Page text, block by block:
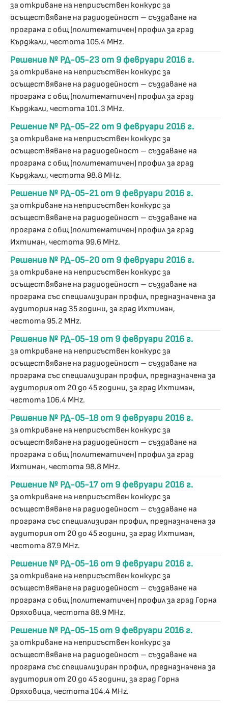
за откриване на неприсъствен конкурс за
осъществяване на радиодейност – създаване на
програма с общ (политематичен) профил за град
Кърджали, честота 105.4 MHz.
Решение № РД-05-23 от 9 февруари 2016 г.
за откриване на неприсъствен конкурс за
осъществяване на радиодейност – създаване на
програма с общ (политематичен) профил за град
Кърджали, честота 101.3 MHz.
Решение № РД-05-22 от 9 февруари 2016 г.
за откриване на неприсъствен конкурс за
осъществяване на радиодейност – създаване на
програма с общ (политематичен) профил за град
Кърджали, честота 98.8 MHz.
Решение № РД-05-21 от 9 февруари 2016 г.
за откриване на неприсъствен конкурс за
осъществяване на радиодейност – създаване на
програма с общ (политематичен) профил за град
Ихтиман, честота 99.6 MHz.
Решение № РД-05-20 от 9 февруари 2016 г.
за откриване на неприсъствен конкурс за
осъществяване на радиодейност – създаване на
програма със специализиран профил, предназначена за
аудитория над 35 години, за град Ихтиман,
честота 95.2 MHz.
Решение № РД-05-19 от 9 февруари 2016 г.
за откриване на неприсъствен конкурс за
осъществяване на радиодейност – създаване на
програма със специализиран профил, предназначена за
аудитория от 20 до 45 години, за град Ихтиман,
честота 106.4 MHz.
Решение № РД-05-18 от 9 февруари 2016 г.
за откриване на неприсъствен конкурс за
осъществяване на радиодейност – създаване на
програма с общ (политематичен) профил за град
Ихтиман, честота 98.8 MHz.
Решение № РД-05-17 от 9 февруари 2016 г.
за откриване на неприсъствен конкурс за
осъществяване на радиодейност – създаване на
програма със специализиран профил, предназначена за
аудитория от 20 до 45 години, за град Ихтиман,
честота 87.9 MHz.
Решение № РД-05-16 от 9 февруари 2016 г.
за откриване на неприсъствен конкурс за
осъществяване на радиодейност – създаване на
програма с общ (политематичен) профил за град Горна
Оряховица, честота 88.9 MHz.
Решение № РД-05-15 от 9 февруари 2016 г.
за откриване на неприсъствен конкурс за
осъществяване на радиодейност – създаване на
програма със специализиран профил, предназначена за
аудитория от 20 до 45 години, за град Горна
Оряховица, честота 104.4 MHz.